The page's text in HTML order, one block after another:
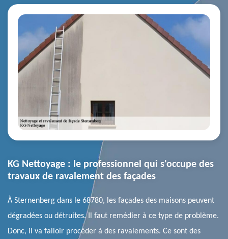
KG Nettoyage : le professionnel qui s'occupe des
travaux de ravalement des façades
À Sternenberg dans le 68780, les façades des maisons peuvent
dégradées ou détruites. Il faut remédier à ce type de problème.
Donc, il va falloir procéder à des ravalements. Ce sont des